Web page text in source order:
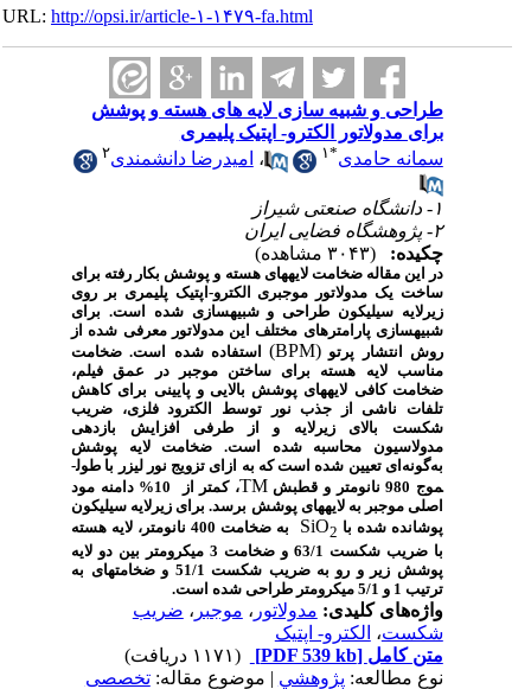
URL:http://opsi.ir/article-۱-۱۴۷۹-fa.html
طراحی و شبیه سازی لایه های هسته و پوشش
برای مدولاتور الکترو- اپتیک پلیمری
سمانه حامدی* ۱ ،امیدرضا دانشمندی۲
چکیده:
در این مقاله ضخامت لایه­های هسته و پوشش بکار رفته برای
ساخت یک مدولاتور موجبری الکترو-اپتیک پلیمری بر روی
زیرلایه سیلیکون طراحی و شبیه­سازی شده است. برای
شبیه­سازی پارامترهای مختلف این مدولاتور معرفی شده از
روش انتشار پرتو(BPM)استفاده شده است. ضخامت
مناسب لایه هسته برای ساختن موجبر در عمق فیلم،
ضخامت کافی لایه­های پوشش بالایی و پایینی برای کاهش
تلفات ناشی از جذب نور توسط الکترود فلزی، ضریب
شکست بالای زیرلایه و از طرفی افزایش بازدهی
مدولاسیون محاسبه شده است. ضخامت لایه پوشش
به‌گونه‌ای تعیین شده است که به ازای تزویج نور لیزر با طول­
موج 980 نانومتر و قطبش
TM
، کمتر از 10% دامنه مود
اصلی موجبر به لایه­های پوشش برسد. برای زیرلایه سیلیکون
پوشانده شده با
SiO2
به ضخامت 400 نانومتر، لایه هسته
با ضریب شکست 63/1 و ضخامت 3 میکرومتر بین دو لایه
پوشش زیر و رو به ضریب شکست 51/1 و ضخامت­های به
ترتیب 1 و 5/1 میکرومتر طراحی شده است.
واژه‌های کلیدی:مدولاتور، موجبر، ضریب
شکست،الکترو- اپتیک
متن کامل[PDF 539 kb]
نوع مطالعه:پژوهشي| موضوع مقاله:تخصصی